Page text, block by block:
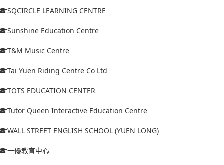
SQCIRCLE LEARNING CENTRE
Sunshine Education Centre
T&M Music Centre
Tai Yuen Riding Centre Co Ltd
TOTS EDUCATION CENTER
Tutor Queen Interactive Education Centre
WALL STREET ENGLISH SCHOOL (YUEN LONG)
一優教育中心